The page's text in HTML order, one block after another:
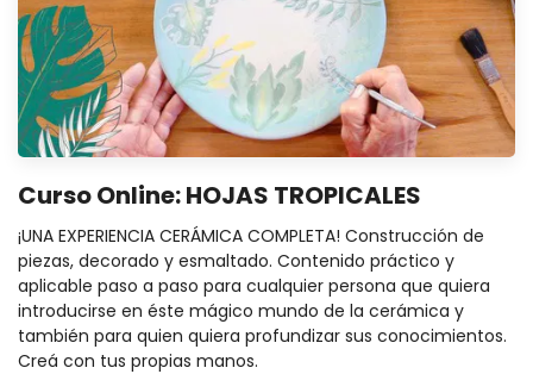
Curso Online: HOJAS TROPICALES
¡UNA EXPERIENCIA CERÁMICA COMPLETA! Construcción de
piezas, decorado y esmaltado. Contenido práctico y
aplicable paso a paso para cualquier persona que quiera
introducirse en éste mágico mundo de la cerámica y
también para quien quiera profundizar sus conocimientos.
Creá con tus propias manos.